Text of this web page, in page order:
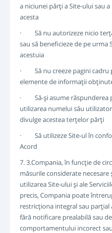
a niciunei părţi a Site-ului sau
acesta
· Să nu autorizeze nicio terţă
sau să beneficieze de pe
acestuia
· Să nu creeze pagini cadru
elemente de informaţii
· Să-şi asume răspunderea
utilizarea numelui său
divulge acestea terţelor părţi
· Să utilizeze Site-ul în
Acord
7. 3.Compania, în funcţie de
măsurile considerate necesare
utilizarea Site-ului şi ale
precis, Compania poate
restricţiona integral sau parţial
fără notificare prealabilă sau
comportamentului incorect